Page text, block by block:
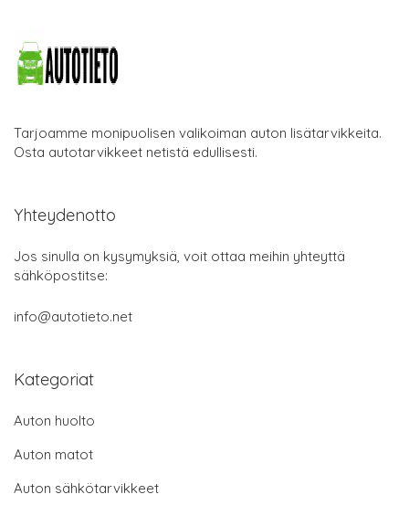
Tarjoamme monipuolisen valikoiman auton lisätarvikkeita.
Osta autotarvikkeet netistä edullisesti.
Yhteydenotto
Jos sinulla on kysymyksiä, voit ottaa meihin yhteyttä
sähköpostitse:
info@autotieto.net
Kategoriat
Auton huolto
Auton matot
Auton sähkötarvikkeet